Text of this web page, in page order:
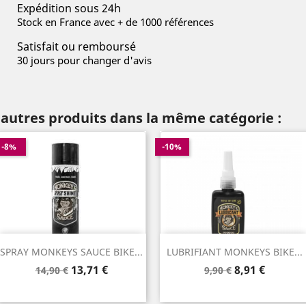
Expédition sous 24h
Stock en France avec + de 1000 références
Satisfait ou remboursé
30 jours pour changer d'avis
produits dans la même catégorie :
SPRAY MONKEYS SAUCE BIKE...
Prix
14,90 €
-8%
Prix
13,71 €
LUBRIFIANT MONKEYS BIKE...
Prix
9,90 €
-10%
Prix
8,91 €